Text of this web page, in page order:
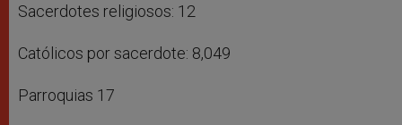
Sacerdotes religiosos: 12
Católicos por sacerdote: 8,049
Parroquias 17